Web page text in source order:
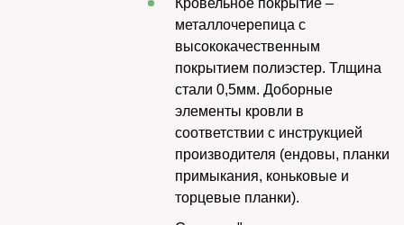
Кровельное покрытие –
металлочерепица с
высококачественным
покрытием полиэстер. Тлщина
стали 0,5мм. Доборные
элементы кровли в
соответствии с инструкцией
производителя (ендовы, планки
примыкания, коньковые и
торцевые планки).